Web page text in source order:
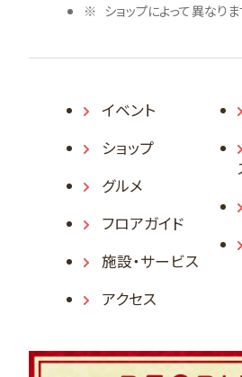
ショップによって異なりま
イベント
ショップ
グルメ
フロアガイド
施設・サービス
アクセス